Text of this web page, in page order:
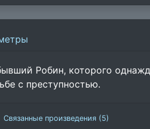
Робин, которого
с преступностью.
Связанные произведения (5)